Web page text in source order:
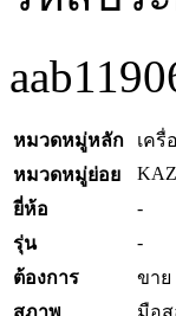
หมวดหมู่หลัก
เครื่
หมวดหมู่ย่อย
ยี่ห้อ
-
รุ่น
-
ต้องการ
ขาย